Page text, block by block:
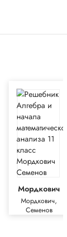
Мордкович
Мордкович,
Семенов